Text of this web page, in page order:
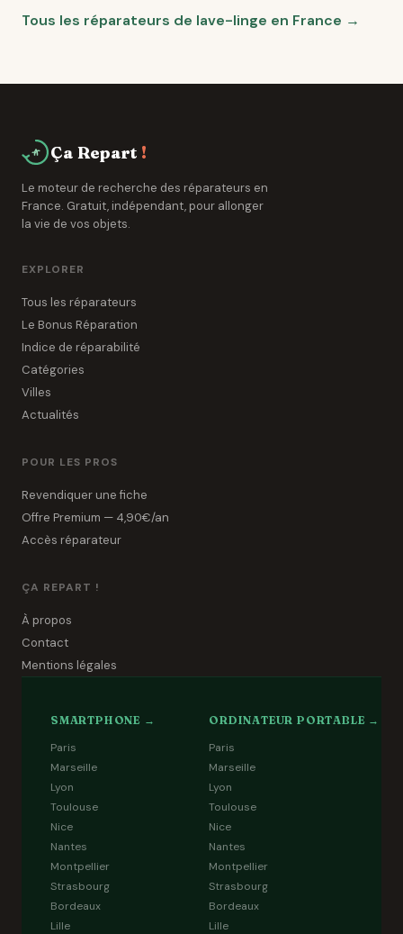
Tous les réparateurs de lave-linge en France →
Ça Repart !
Le moteur de recherche des réparateurs en
France. Gratuit, indépendant, pour allonger
la vie de vos objets.
EXPLORER
Tous les réparateurs
Le Bonus Réparation
Indice de réparabilité
Catégories
Villes
Actualités
POUR LES PROS
Revendiquer une fiche
Offre Premium — 4,90€/an
Accès réparateur
ÇA REPART !
À propos
Contact
Mentions légales
SMARTPHONE →
Paris
Marseille
Lyon
Toulouse
Nice
Nantes
Montpellier
Strasbourg
Bordeaux
Lille
ORDINATEUR PORTABLE →
Paris
Marseille
Lyon
Toulouse
Nice
Nantes
Montpellier
Strasbourg
Bordeaux
Lille